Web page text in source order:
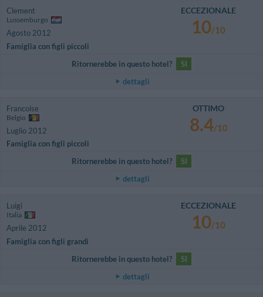
Clement
Lussemburgo
Agosto 2012
Famiglia con figli piccoli
ECCEZIONALE
10/10
Ritornerebbe in questo hotel?
SI
dettagli
Francoise
Belgio
Luglio 2012
Famiglia con figli piccoli
OTTIMO
8.4/10
Ritornerebbe in questo hotel?
SI
dettagli
Luigi
Italia
Aprile 2012
Famiglia con figli grandi
ECCEZIONALE
10/10
Ritornerebbe in questo hotel?
SI
dettagli